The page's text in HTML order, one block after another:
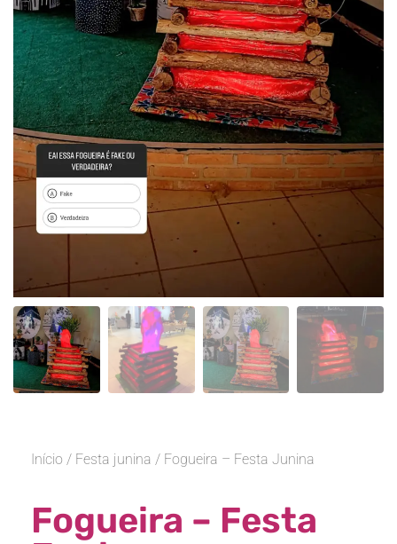
Início / Festa junina / Fogueira – Festa Junina
Fogueira – Festa